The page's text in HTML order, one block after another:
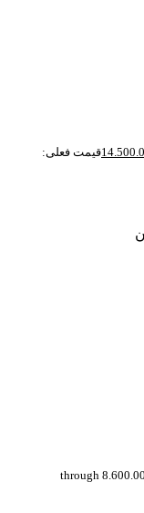
قیمت فعلی:
Price range: ریال8.600.000 through